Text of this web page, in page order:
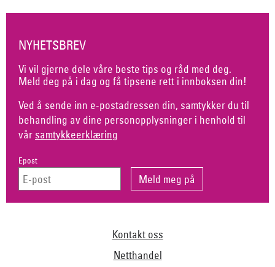
NYHETSBREV
Vi vil gjerne dele våre beste tips og råd med deg.
Meld deg på i dag og få tipsene rett i innboksen din!
Ved å sende inn e-postadressen din, samtykker du til
behandling av dine personopplysninger i henhold til
vår samtykkeerklæring
Epost
Kontakt oss
Netthandel